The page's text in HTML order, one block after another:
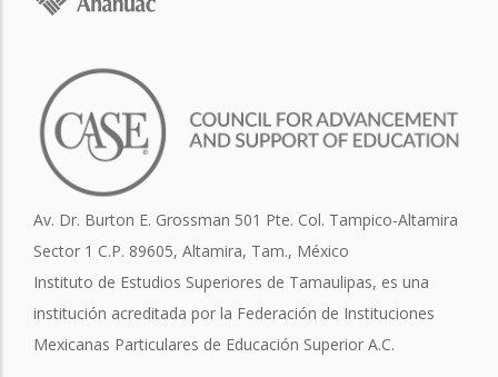
Av. Dr. Burton E. Grossman 501 Pte. Col. Tampico-Altamira
Sector 1 C.P. 89605, Altamira, Tam., México
Instituto de Estudios Superiores de Tamaulipas, es una
institución acreditada por la Federación de Instituciones
Mexicanas Particulares de Educación Superior A.C.